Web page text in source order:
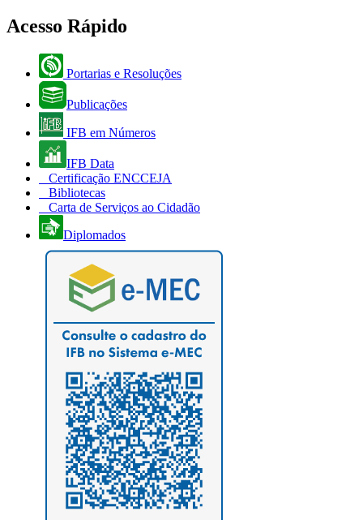
Acesso Rápido
Portarias e Resoluções
Publicações
IFB em Números
IFB Data
Certificação ENCCEJA
Bibliotecas
Carta de Serviços ao Cidadão
Diplomados